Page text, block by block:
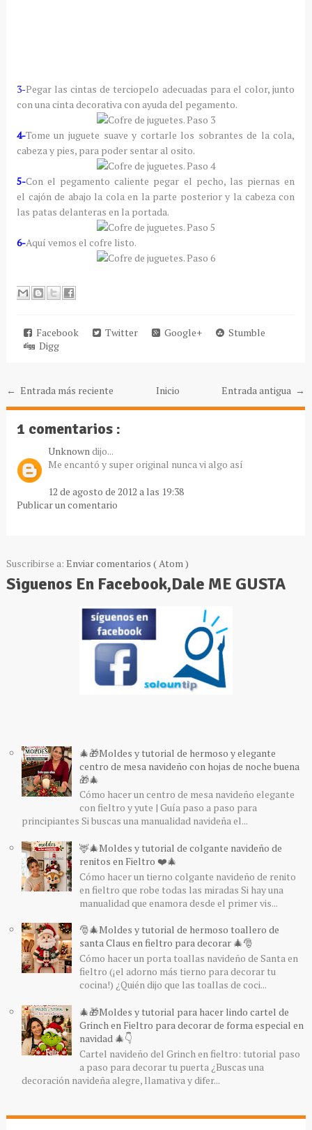
3-Pegar las cintas de terciopelo adecuadas para el color, junto
con una cinta decorativa con ayuda del pegamento.
4-Tome un juguete suave y cortarle los sobrantes de la cola,
cabeza y pies, para poder sentar al osito.
5-Con el pegamento caliente pegar el pecho, las piernas en
el cajón de abajo la cola en la parte posterior y la cabeza con
las patas delanteras en la portada.
6-Aquí vemos el cofre listo.
Facebook Twitter Google+
Stumble
Digg
← Entrada más reciente Entrada antigua →
Inicio
1 comentarios :
Unknowndijo...
Me encantó y super original nunca vi algo así
12 de agosto de 2012 a las 19:38
Publicar un comentario
Suscribirse a: Enviar comentarios ( Atom )
Siguenos En Facebook,Dale ME GUSTA
🎄🎁Moldes y tutorial de hermoso y elegante
centro de mesa navideño con hojas de noche buena
🎁🎄
Cómo hacer un centro de mesa navideño elegante
con fieltro y yute | Guía paso a paso para
principiantes Si buscas una manualidad navideña el...
🦌🎄Moldes y tutorial de colgante navideño de
renitos en Fieltro ❤️🎄
Cómo hacer un tierno colgante navideño de renito
en fieltro que robe todas las miradas Si hay una
manualidad que enamora desde el primer vis...
🎅🎄Moldes y tutorial de hermoso toallero de
santa Claus en fieltro para decorar 🎄🎅
Cómo hacer un porta toallas navideño de Santa en
fieltro (¡el adorno más tierno para decorar tu
cocina!) ¿Quién dijo que las toallas de coci...
🎄🎁Moldes y tutorial para hacer lindo cartel de
Grinch en Fieltro para decorar de forma especial en
navidad 🎄👇
Cartel navideño del Grinch en fieltro: tutorial paso
a paso para decorar tu puerta ¿Buscas una
decoración navideña alegre, llamativa y difer...